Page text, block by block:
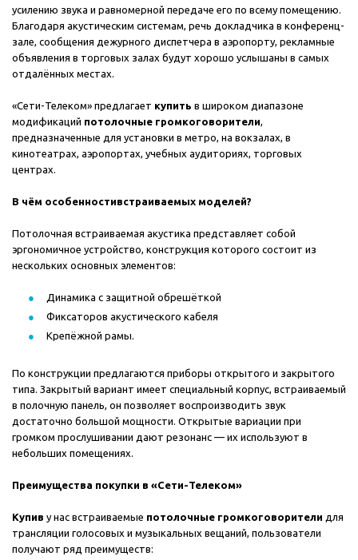
усилению звука и равномерной передаче его по всему помещению.
Благодаря акустическим системам, речь докладчика в конференц-
зале, сообщения дежурного диспетчера в аэропорту, рекламные
объявления в торговых залах будут хорошо услышаны в самых
отдалённых местах.
«Сети-Телеком» предлагает купить в широком диапазоне
модификаций потолочные громкоговорители,
предназначенные для установки в метро, на вокзалах, в
кинотеатрах, аэропортах, учебных аудиториях, торговых
центрах.
В чём особенностивстраиваемых моделей?
Потолочная встраиваемая акустика представляет собой
эргономичное устройство, конструкция которого состоит из
нескольких основных элементов:
Динамика с защитной обрешёткой
Фиксаторов акустического кабеля
Крепёжной рамы.
По конструкции предлагаются приборы открытого и закрытого
типа. Закрытый вариант имеет специальный корпус, встраиваемый
в полочную панель, он позволяет воспроизводить звук
достаточно большой мощности. Открытые вариации при
громком прослушивании дают резонанс — их используют в
небольших помещениях.
Преимущества покупки в «Сети-Телеком»
Купив у нас встраиваемые потолочные громкоговорители для
трансляции голосовых и музыкальных вещаний, пользователи
получают ряд преимуществ: